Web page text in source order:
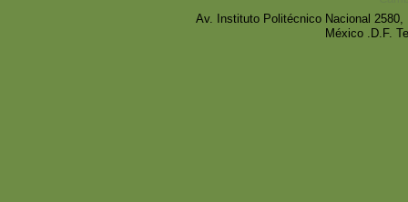
Av. Instituto Politécnico Nacional
México .D.F.